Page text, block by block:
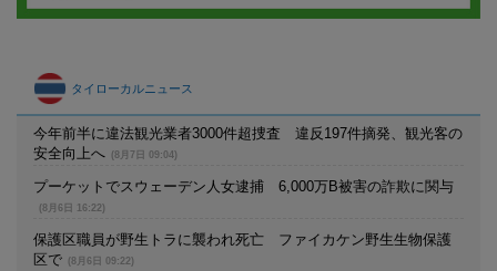
タイローカルニュース
今年前半に違法観光業者3000件超捜査 違反197件摘発、観光客の
安全向上へ
(8月7日 09:04)
プーケットでスウェーデン人女逮捕 6,000万B被害の詐欺に関与
(8月6日 16:22)
保護区職員が野生トラに襲われ死亡 ファイカケン野生生物保護
区で
(8月6日 09:22)